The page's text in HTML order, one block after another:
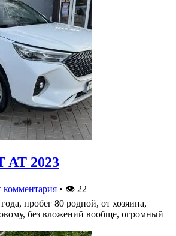
AT 2023
комментария • 👁 22
пробег 80 родной, от хозяина,
без вложений вообще, огромный